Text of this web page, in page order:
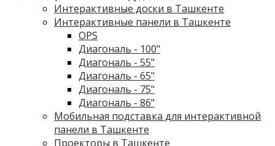
Интерактивные доски в Ташкенте
Интерактивные панели в Ташкенте
OPS
Диагональ - 100"
Диагональ - 55"
Диагональ - 65"
Диагональ - 75"
Диагональ - 86"
Мобильная подставка для интерактивной
панели в Ташкенте
Проекторы в Ташкенте